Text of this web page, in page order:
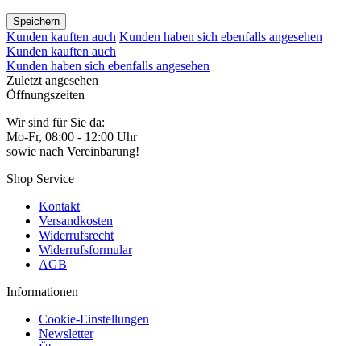
Speichern
Kunden kauften auch Kunden haben sich ebenfalls angesehen
Kunden kauften auch
Kunden haben sich ebenfalls angesehen
Zuletzt angesehen
Öffnungszeiten
Wir sind für Sie da:
Mo-Fr, 08:00 - 12:00 Uhr
sowie nach Vereinbarung!
Shop Service
Kontakt
Versandkosten
Widerrufsrecht
Widerrufsformular
AGB
Informationen
Cookie-Einstellungen
Newsletter